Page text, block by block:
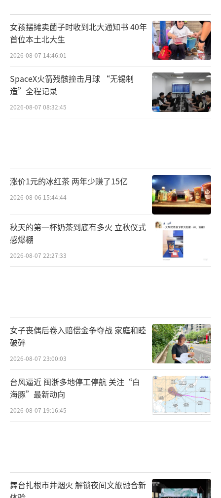
女孩摆摊卖菌子时收到北大通知书 40年
首位本土北大生
2026-08-07 14:46:01
SpaceX火箭残骸撞击月球 “无锡制
造”全程记录
2026-08-07 08:32:45
涨价1元的冰红茶 两年少赚了15亿
2026-08-06 15:44:44
秋天的第一杯奶茶到底有多火 立秋仪式
感爆棚
2026-08-07 22:27:33
女子丧偶后卷入赔偿金争夺战 家庭和睦
破碎
2026-08-07 23:00:03
台风逼近 闽浙多地停工停航 关注“白
海豚”最新动向
2026-08-07 19:16:45
舞台扎根市井烟火 解锁夜间文旅融合新